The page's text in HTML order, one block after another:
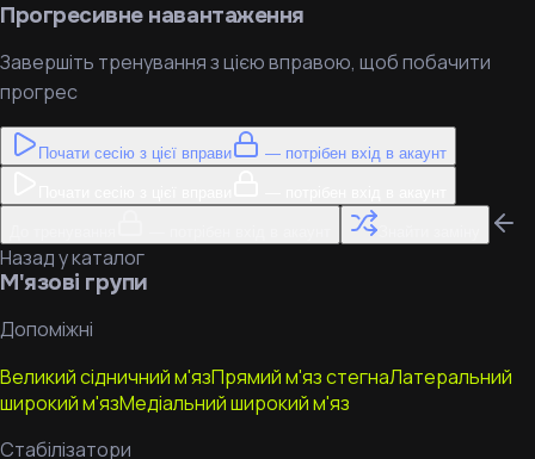
Прогресивне навантаження
Завершіть тренування з цією вправою, щоб побачити
прогрес
Почати сесію з цієї вправи — потрібен вхід в акаунт
Назад у каталог
М'язові групи
Допоміжні
Великий сідничний м'язПрямий м'яз стегнаЛатеральний
широкий м'язМедіальний широкий м'яз
Стабілізатори